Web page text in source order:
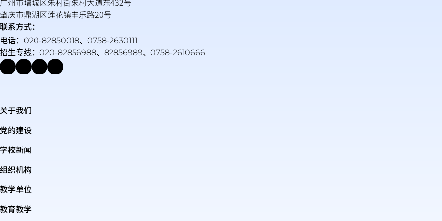
肇庆市鼎湖区莲花镇丰乐路20号
联系方式：
电话：020-82850018、0758-2630111
招生专线：020-82856988、82856989、0758-2610666
关于我们
党的建设
学校新闻
组织机构
教学单位
教育教学